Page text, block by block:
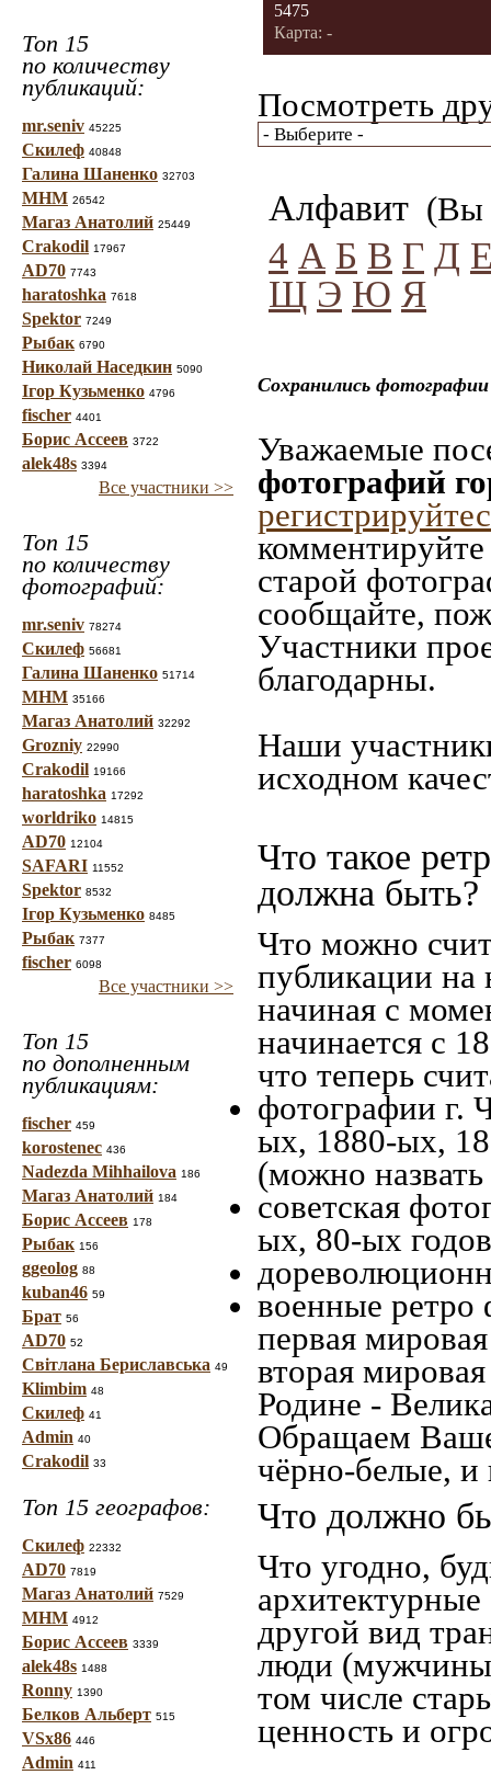
Топ 15
по количеству
публикаций:
mr.seniv 45225
Скилеф 40848
Галина Шаненко 32703
МНМ 26542
Магаз Анатолий 25449
Crakodil 17967
AD70 7743
haratoshka 7618
Spektor 7249
Рыбак 6790
Николай Наседкин 5090
Ігор Кузьменко 4796
fischer 4401
Борис Ассеев 3722
alek48s 3394
Все участники >>
Топ 15
по количеству
фотографий:
mr.seniv 78274
Скилеф 56681
Галина Шаненко 51714
МНМ 35166
Магаз Анатолий 32292
Grozniy 22990
Crakodil 19166
haratoshka 17292
worldriko 14815
AD70 12104
SAFARI 11552
Spektor 8532
Ігор Кузьменко 8485
Рыбак 7377
fischer 6098
Все участники >>
Топ 15
по дополненным
публикациям:
fischer 459
korostenec 436
Nadezda Mihhailova 186
Магаз Анатолий 184
Борис Ассеев 178
Рыбак 156
ggeolog 88
kuban46 59
Брат 56
AD70 52
Світлана Бериславська 49
Klimbim 48
Скилеф 41
Admin 40
Crakodil 33
Топ 15 географов:
Скилеф 22332
AD70 7819
Магаз Анатолий 7529
МНМ 4912
Борис Ассеев 3339
alek48s 1488
Ronny 1390
Белков Альберт 515
VSx86 446
Admin 411
5475
Карта: -
Посмотреть
Алфавит (Вы
4 А Б В Г Д
Щ Э Ю Я
Сохранились
Уважаемые
фотографий
старой
сообщайте,
Участники
благодарны.
Наши
исходном
Что такое
должна быть?
Что можно
публикации
начиная c
начинается с
что теперь
фотографии г.
ых, 1880-ых,
(можно
советская
ых, 80-ых
военные ретро
первая
вторая
Родине -
Обращаем
чёрно-белые, и
Что должно
Что угодно,
другой вид
люди
том числе
ценность и